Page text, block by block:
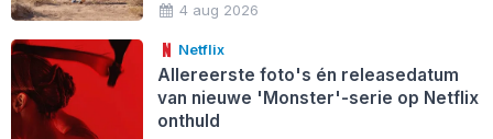
4 aug 2026
Netflix
Allereerste foto's én releasedatum
van nieuwe 'Monster'-serie op Netflix
onthuld